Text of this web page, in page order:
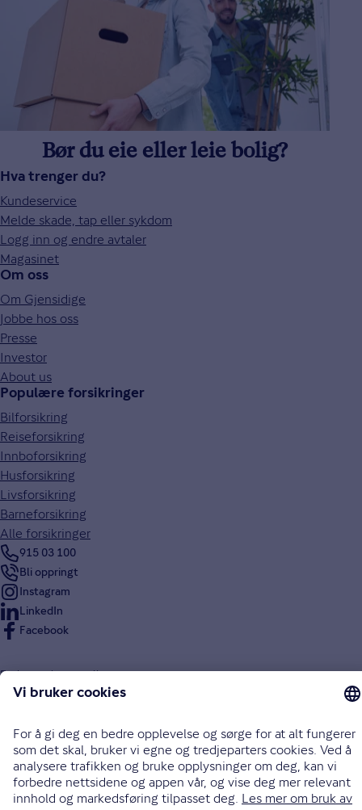
Bør du eie eller leie bolig?
Hva trenger du?
Kundeservice
Melde skade, tap eller sykdom
Logg inn og endre avtaler
Magasinet
Om oss
Om Gjensidige
Jobbe hos oss
Presse
Investor
About us
Populære forsikringer
Bilforsikring
Reiseforsikring
Innboforsikring
Husforsikring
Livsforsikring
Barneforsikring
Alle forsikringer
915 03 100
Bli oppringt
Instagram
LinkedIn
Facebook
Endre cookieinnstillinger
Informasjonskapsler (cookies)
Tilgjengelighetserklæring
Sammenlign prisene våre med andre selskaper på
Finansportalen.no
Opphavsrett © Gjensidige